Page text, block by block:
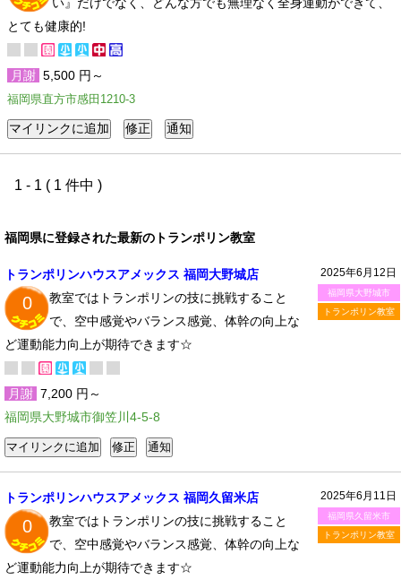
とても健康的!
月謝 5,500 円～
福岡県直方市感田1210-3
1 - 1 ( 1 件中 )
福岡県に登録された最新のトランポリン教室
2025年6月12日
福岡県大野城市
トランポリン教室
トランポリンハウスアメックス 福岡大野城店
0
教室ではトランポリンの技に挑戦すること
で、空中感覚やバランス感覚、体幹の向上な
ど運動能力向上が期待できます☆
月謝 7,200 円～
福岡県大野城市御笠川4-5-8
2025年6月11日
福岡県久留米市
トランポリン教室
トランポリンハウスアメックス 福岡久留米店
0
教室ではトランポリンの技に挑戦すること
で、空中感覚やバランス感覚、体幹の向上な
ど運動能力向上が期待できます☆